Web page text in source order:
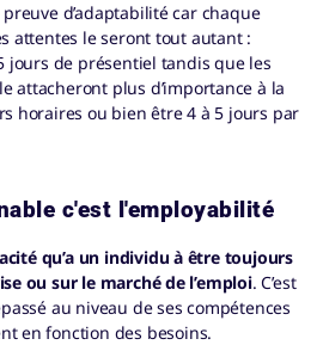
d’adaptabilité car chaque
attentes le seront tout autant :
de présentiel tandis que les
attacheront plus d’importance à la
horaires ou bien être 4 à 5 jours par
c'est l'employabilité
qu’a un individu à être toujours
ou sur le marché de l’emploi. C’est
au niveau de ses compétences
en fonction des besoins.